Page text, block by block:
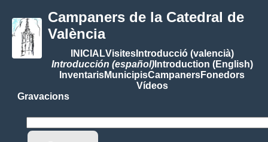
Campaners de la Catedral de
València
INICIALVisitesIntroducció (valencià)
Introducción (español)Introduction (English)
InventarisMunicipisCampanersFonedors
Vídeos
Gravacions